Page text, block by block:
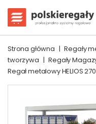
Strona główna | Regały
tworzywa | Regały
Regał metalowy HELIOS